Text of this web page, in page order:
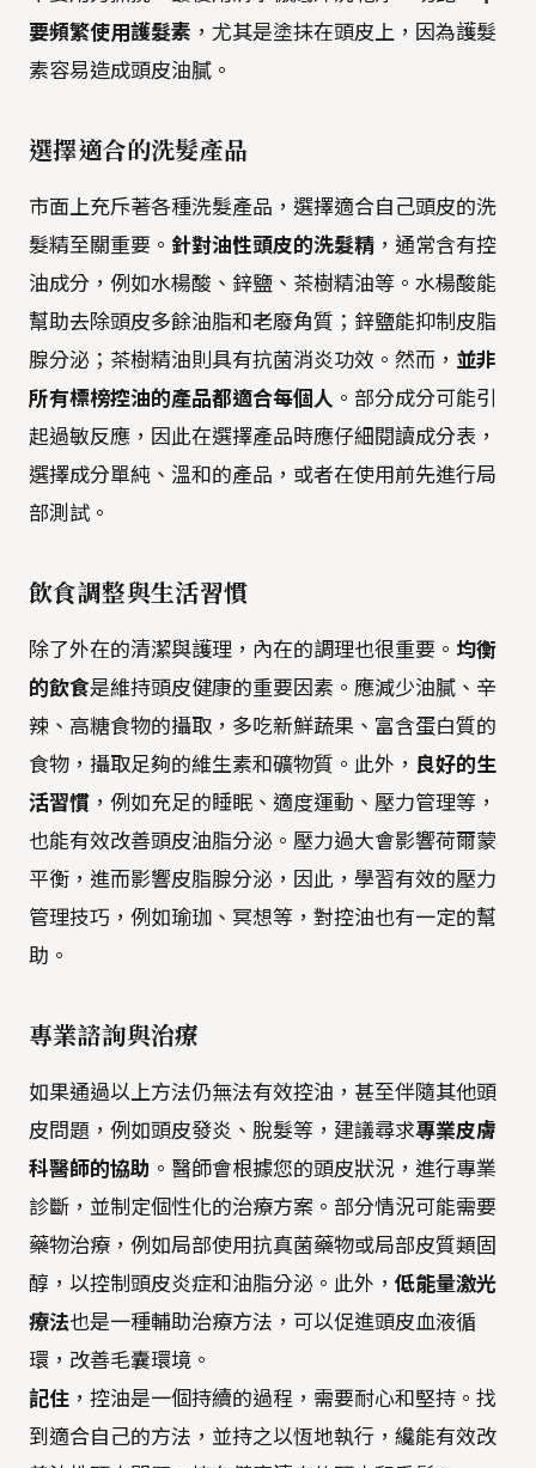
要頻繁使用護髮素 ，尤其是塗抹在頭皮上，因為護髮
素容易造成頭皮油膩。
選擇適合的洗髮產品
市面上充斥著各種洗髮產品，選擇適合自己頭皮的洗
髮精至關重要。 針對油性頭皮的洗髮精 ，通常含有控
油成分，例如水楊酸、鋅鹽、茶樹精油等。水楊酸能
幫助去除頭皮多餘油脂和老廢角質；鋅鹽能抑制皮脂
腺分泌；茶樹精油則具有抗菌消炎功效。然而， 並非
所有標榜控油的產品都適合每個人 。部分成分可能引
起過敏反應，因此在選擇產品時應仔細閱讀成分表，
選擇成分單純、溫和的產品，或者在使用前先進行局
部測試。
飲食調整與生活習慣
除了外在的清潔與護理，內在的調理也很重要。 均衡
的飲食是維持頭皮健康的重要因素。應減少油膩、辛
辣、高糖食物的攝取，多吃新鮮蔬果、富含蛋白質的
食物，攝取足夠的維生素和礦物質。此外， 良好的生
活習慣 ，例如充足的睡眠、適度運動、壓力管理等，
也能有效改善頭皮油脂分泌。壓力過大會影響荷爾蒙
平衡，進而影響皮脂腺分泌，因此，學習有效的壓力
管理技巧，例如瑜珈、冥想等，對控油也有一定的幫
助。
專業諮詢與治療
如果通過以上方法仍無法有效控油，甚至伴隨其他頭
皮問題，例如頭皮發炎、脫髮等，建議尋求專業皮膚
科醫師的協助 。醫師會根據您的頭皮狀況，進行專業
診斷，並制定個性化的治療方案。部分情況可能需要
藥物治療，例如局部使用抗真菌藥物或局部皮質類固
醇，以控制頭皮炎症和油脂分泌。此外， 低能量激光
療法也是一種輔助治療方法，可以促進頭皮血液循
環，改善毛囊環境。
記住 ，控油是一個持續的過程，需要耐心和堅持。找
到適合自己的方法，並持之以恆地執行，纔能有效改